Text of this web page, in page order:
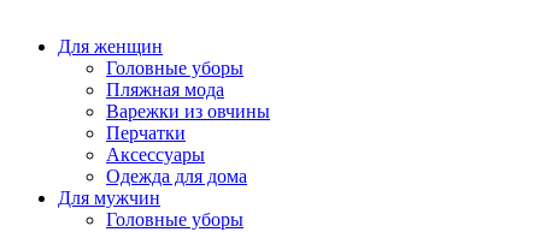
Для женщин
Головные уборы
Пляжная мода
Варежки из овчины
Перчатки
Аксессуары
Одежда для дома
Для мужчин
Головные уборы